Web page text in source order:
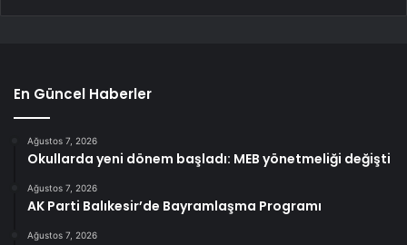
En Güncel Haberler
Ağustos 7, 2026
Okullarda yeni dönem başladı: MEB yönetmeliği değişti
Ağustos 7, 2026
AK Parti Balıkesir’de Bayramlaşma Programı
Ağustos 7, 2026